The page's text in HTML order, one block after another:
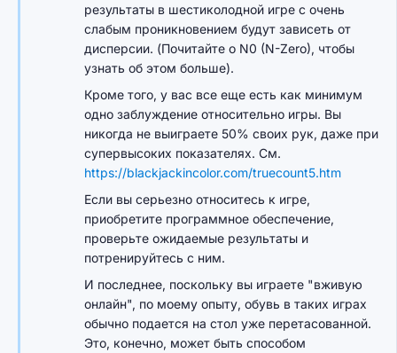
результаты в шестиколодной игре с очень
слабым проникновением будут зависеть от
дисперсии. (Почитайте о N0 (N-Zero), чтобы
узнать об этом больше).
Кроме того, у вас все еще есть как минимум
одно заблуждение относительно игры. Вы
никогда не выиграете 50% своих рук, даже при
супервысоких показателях. См.
https://blackjackincolor.com/truecount5.htm
Если вы серьезно относитесь к игре,
приобретите программное обеспечение,
проверьте ожидаемые результаты и
потренируйтесь с ним.
И последнее, поскольку вы играете "вживую
онлайн", по моему опыту, обувь в таких играх
обычно подается на стол уже перетасованной.
Это, конечно, может быть способом